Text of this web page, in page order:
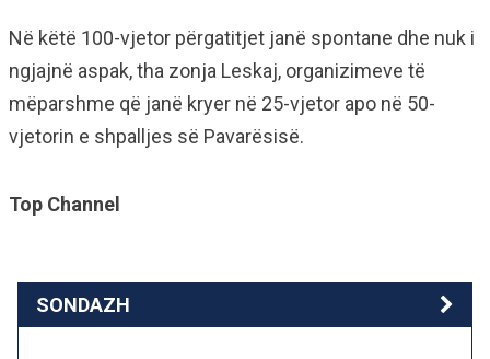
Në këtë 100-vjetor përgatitjet janë spontane dhe nuk i
ngjajnë aspak, tha zonja Leskaj, organizimeve të
mëparshme që janë kryer në 25-vjetor apo në 50-
vjetorin e shpalljes së Pavarësisë.
Top Channel
SONDAZH